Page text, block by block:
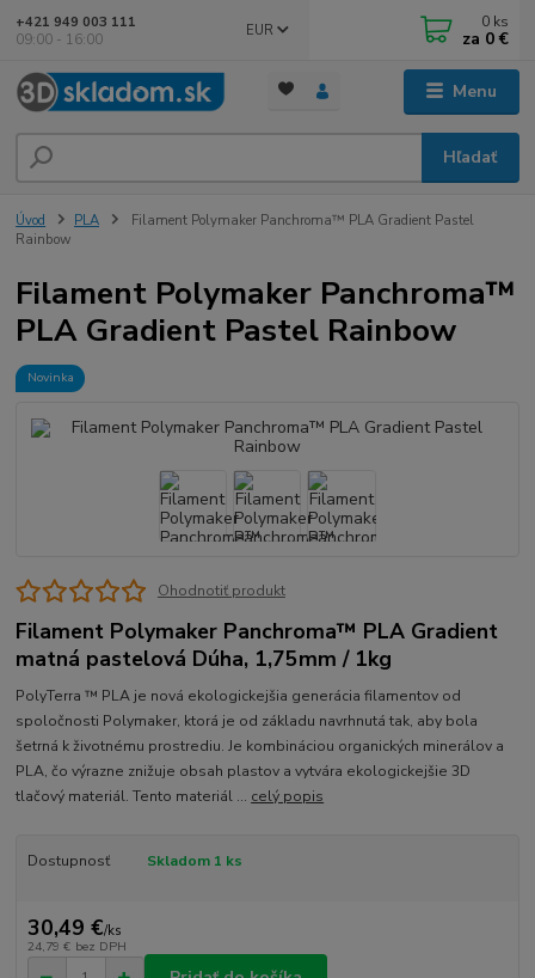
Menu
EUR
Hľadať
+421 949 003 111
09:00 - 16:00
0 ks
za 0 €
Úvod PLA
Filament Polymaker Panchroma™ PLA Gradient Pastel
Rainbow
Filament Polymaker Panchroma™
PLA Gradient Pastel Rainbow
Novinka
Ohodnotiť produkt
Filament Polymaker Panchroma™ PLA Gradient
matná pastelová Dúha, 1,75mm / 1kg
PolyTerra ™ PLA je nová ekologickejšia generácia filamentov od
spoločnosti Polymaker, ktorá je od základu navrhnutá tak, aby bola
šetrná k životnému prostrediu. Je kombináciou organických minerálov a
PLA, čo výrazne znižuje obsah plastov a vytvára ekologickejšie 3D
tlačový materiál. Tento materiál ... celý popis
Dostupnosť Skladom 1 ks
30,49 €/ks
24,79 € bez DPH